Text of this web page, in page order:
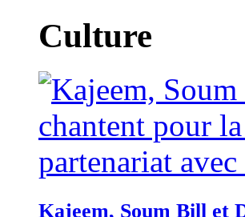
Culture
Kajeem, Soum Bill et